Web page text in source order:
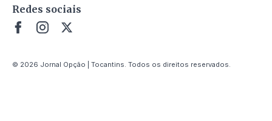
Redes sociais
© 2026 Jornal Opção | Tocantins. Todos os direitos reservados.